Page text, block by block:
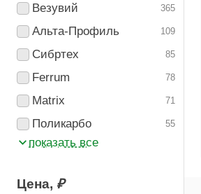
Везувий 365
Альта-Профиль 109
Сибртех 85
Ferrum 78
Matrix 71
Поликарбо 55
показать все
Цена, ₽